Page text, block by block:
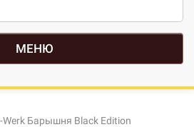
МЕНЮ
Барышня Black Edition